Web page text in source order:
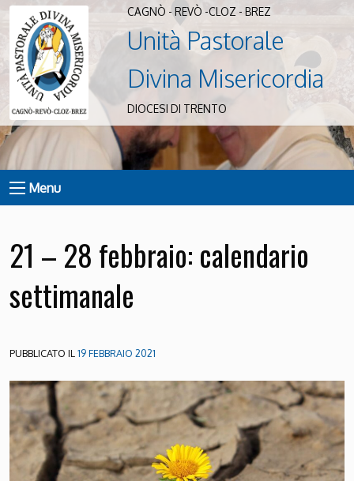
CAGNÒ - REVÒ -CLOZ - BREZ
Unità Pastorale
Divina Misericordia
DIOCESI DI TRENTO
Menu
21 – 28 febbraio: calendario
settimanale
PUBBLICATO IL19 FEBBRAIO 2021